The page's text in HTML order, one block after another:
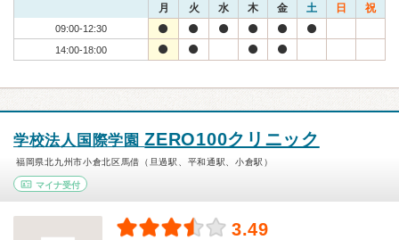
月 火 水 木 金 土 日 祝
09:00-12:30
14:00-18:00
学校法人国際学園ZERO100クリニック
福岡県北九州市小倉北区馬借（旦過駅、平和通駅、小倉駅）
マイナ受付
3.49